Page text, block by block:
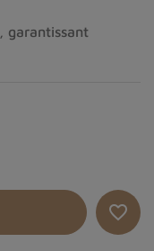
, garantissant
favorite_border